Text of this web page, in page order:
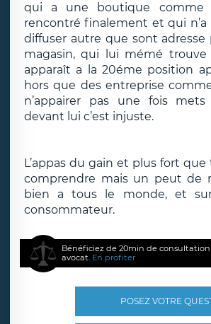
qui a une boutique comme
rencontré finalement et qui n’a
diffuser autre que sont adresse
magasin, qui lui mémé trouve
apparaît a la 20éme position
hors que des entreprise comme
n’appairer pas une fois mets
devant lui c’est injuste.
L’appas du gain et plus fort
comprendre mais un peut de
bien a tous le monde, et
consommateur.
Bénéficiez de 20min de
avocat. En profiter
POSEZ VOTRE